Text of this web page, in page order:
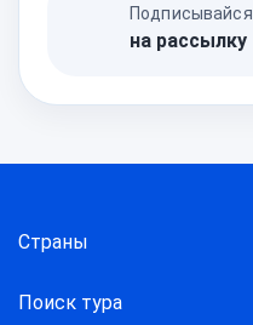
Подписывайся
на рассылку
Страны
Поиск тура